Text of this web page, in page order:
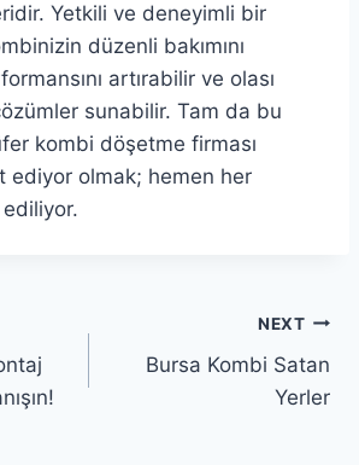
Yetkili ve deneyimli bir
düzenli bakımını
artırabilir ve olası
sunabilir. Tam da bu
kombi döşetme firması
ediyor olmak; hemen her
NEXT
Bursa Kombi Satan
Yerler